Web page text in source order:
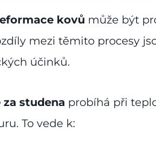
kovů může být
mezi těmito procesy
účinků.
studena probíhá při
To vede k: